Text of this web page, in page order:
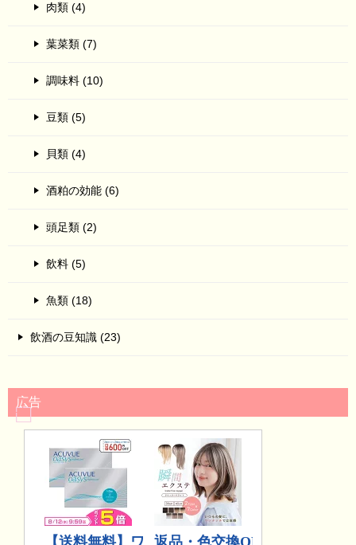
肉類 (4)
葉菜類 (7)
調味料 (10)
豆類 (5)
貝類 (4)
酒粕の効能 (6)
頭足類 (2)
飲料 (5)
魚類 (18)
飲酒の豆知識 (23)
広告